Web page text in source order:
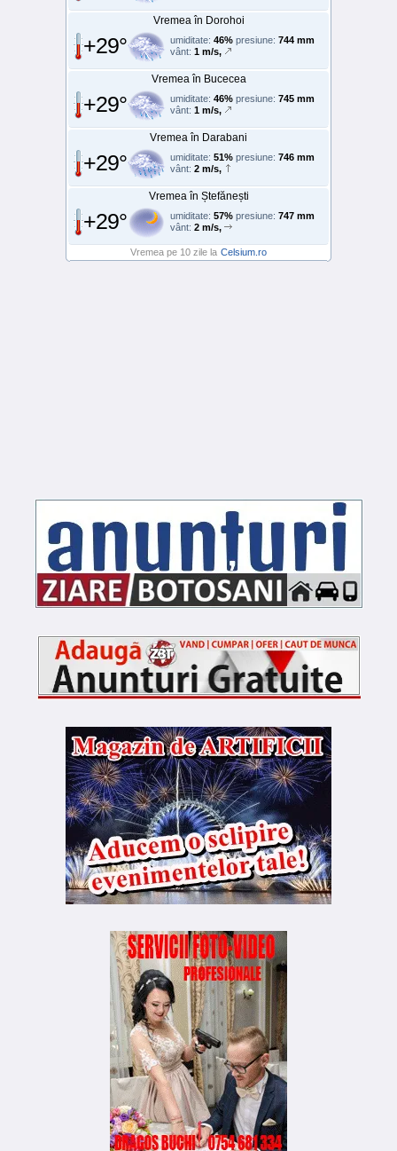
Vremea în Dorohoi
+29° umiditate: 46% presiune: 744 mm
vânt: 1 m/s,
Vremea în Bucecea
+29° umiditate: 46% presiune: 745 mm
vânt: 1 m/s,
Vremea în Darabani
+29° umiditate: 51% presiune: 746 mm
vânt: 2 m/s,
Vremea în Ștefănești
+29° umiditate: 57% presiune: 747 mm
vânt: 2 m/s,
Vremea pe 10 zile la Celsium.ro